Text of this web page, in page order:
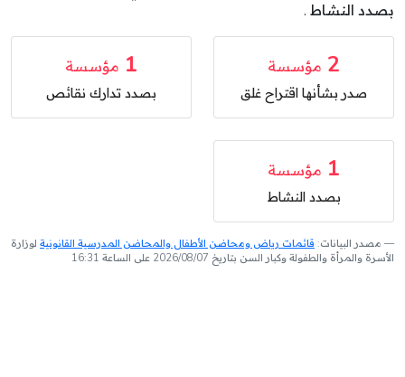
بصدد النشاط .
2 مؤسسة
صدر بشأنها اقتراح غلق
1 مؤسسة
بصدد تدارك نقائص
1 مؤسسة
بصدد النشاط
مصدر البيانات: قائمات رياض ومحاضن الأطفال والمحاضن المدرسية القانونية لوزارة
الأسرة والمرأة والطفولة وكبار السن بتاريخ 2026/08/07 على الساعة 16:31